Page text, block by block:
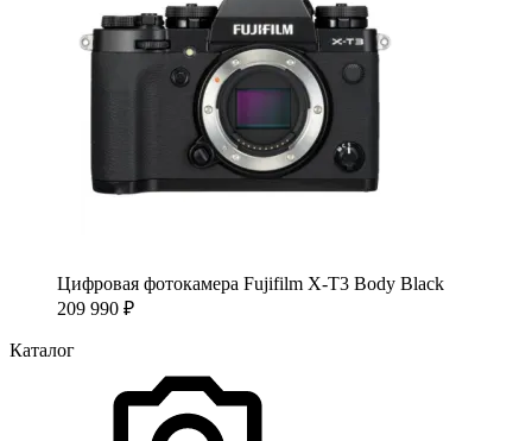
Цифровая фотокамера Fujifilm X-T3 Body Black
209 990 ₽
Каталог